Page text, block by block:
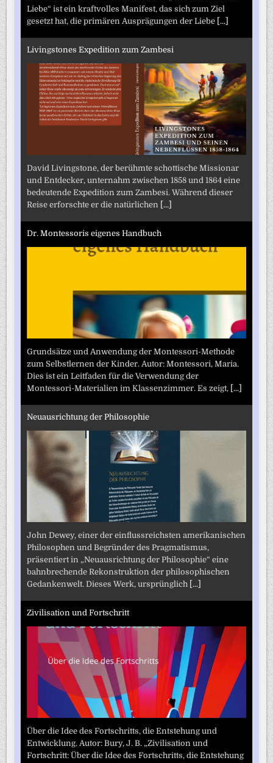
Liebe“ ist ein kraftvolles Manifest, das sich zum Ziel
gesetzt hat, die primären Ausprägungen der Liebe [...]
Livingstones Expedition zum Zambesi
David Livingstone, der berühmte schottische Missionar
und Entdecker, unternahm zwischen 1858 und 1864 eine
bedeutende Expedition zum Zambesi. Während dieser
Reise erforschte er die natürlichen [...]
Dr. Montessoris eigenes Handbuch
Grundsätze und Anwendung der Montessori-Methode
zum Selbstlernen der Kinder. Autor: Montessori, Maria.
Dies ist ein Leitfaden für die Verwendung der
Montessori-Materialien im Klassenzimmer. Es zeigt, [...]
Neuausrichtung der Philosophie
John Dewey, einer der einflussreichsten amerikanischen
Philosophen und Begründer des Pragmatismus,
präsentiert in „Neuausrichtung der Philosophie“ eine
bahnbrechende Rekonstruktion der philosophischen
Gedankenwelt. Dieses Werk, ursprünglich [...]
Zivilisation und Fortschritt
Über die Idee des Fortschritts, die Entstehung und
Entwicklung. Autor: Bury, J. B. „Zivilisation und
Fortschritt: Über die Idee des Fortschritts, die Entstehung